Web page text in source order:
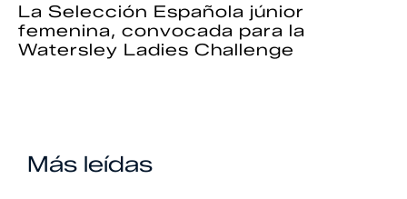
La Selección Española júnior
femenina, convocada para la
Watersley Ladies Challenge
Más leídas